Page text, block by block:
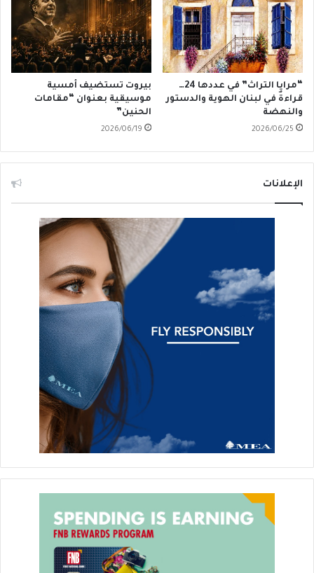
“مرايا التراث” في عددها 24…
قراءةٌ في لبنان الهوية والدستور
والنهضة
2026/06/25
بيروت تستضيف أمسية
موسيقية بعنوان “مقامات
الحنين”
2026/06/19
الإعلانات